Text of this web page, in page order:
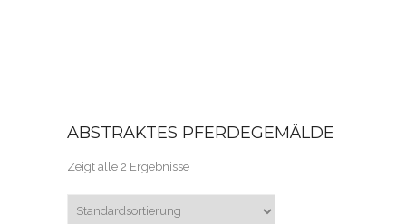
ABSTRAKTES PFERDEGEMÄLDE
Zeigt alle 2 Ergebnisse